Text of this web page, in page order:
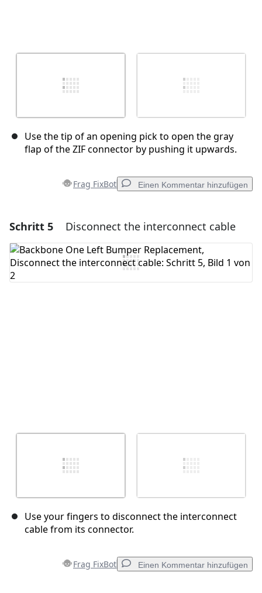
Use the tip of an opening pick to open the gray
flap of the ZIF connector by pushing it upwards.
Frag FixBot Einen Kommentar hinzufügen
Einen Kommentar hinzufügen
Kommentar hinzufügen
Schritt 5 Disconnect the interconnect cable
Use your fingers to disconnect the interconnect
cable from its connector.
Frag FixBot Einen Kommentar hinzufügen